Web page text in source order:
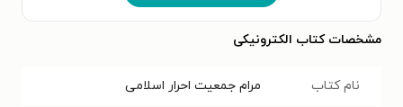
مشخصات کتاب الکترونیکی
نام کتاب مرام جمعیت احرار اسلامی